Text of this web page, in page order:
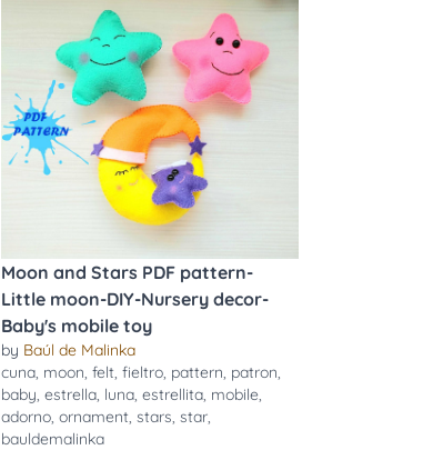
Moon and Stars PDF pattern-
Little moon-DIY-Nursery decor-
Baby's mobile toy
by Baúl de Malinka
cuna, moon, felt, fieltro, pattern, patron,
baby, estrella, luna, estrellita, mobile,
adorno, ornament, stars, star,
bauldemalinka